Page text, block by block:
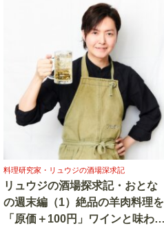
料理研究家・リュウジの酒場深求記
リュウジの酒場探求記・おとな
の週末編（1）絶品の羊肉料理を
「原価＋100円」ワインと味わ